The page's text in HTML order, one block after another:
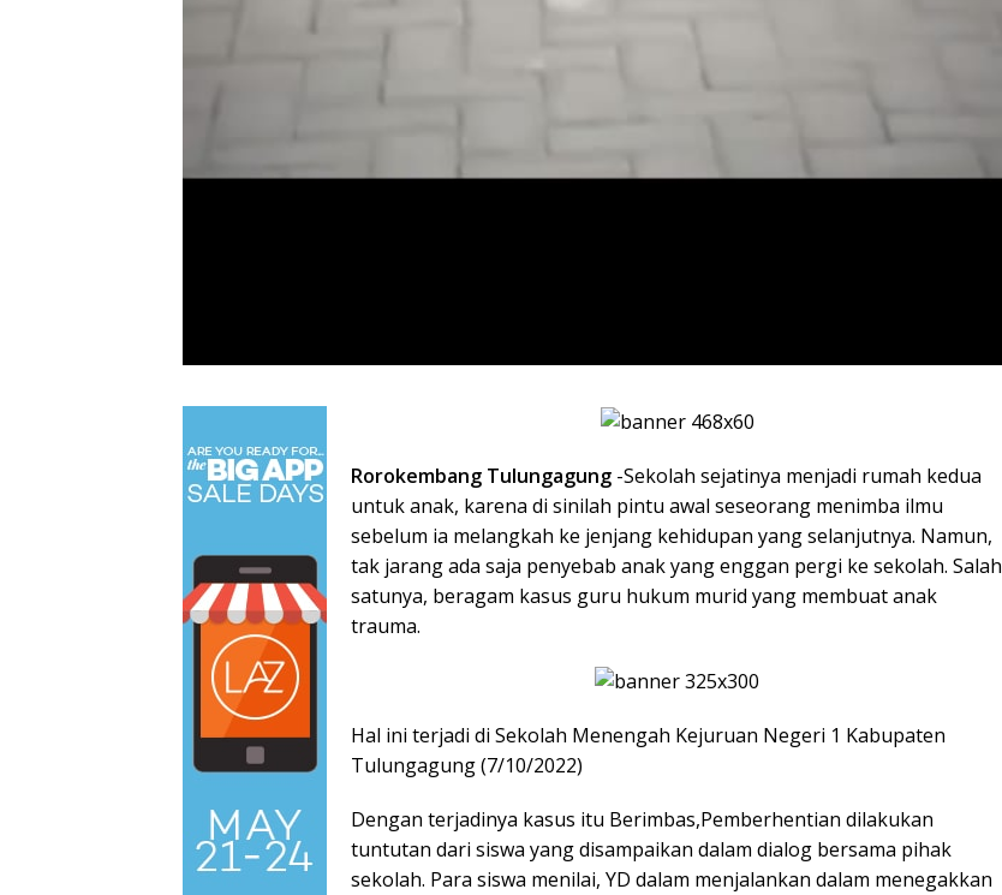
Rorokembang Tulungagung -Sekolah sejatinya menjadi rumah kedua
untuk anak, karena di sinilah pintu awal seseorang menimba ilmu
sebelum ia melangkah ke jenjang kehidupan yang selanjutnya. Namun,
tak jarang ada saja penyebab anak yang enggan pergi ke sekolah. Salah
satunya, beragam kasus guru hukum murid yang membuat anak
trauma.
Hal ini terjadi di Sekolah Menengah Kejuruan Negeri 1 Kabupaten
Tulungagung (7/10/2022)
Dengan terjadinya kasus itu Berimbas,Pemberhentian dilakukan
tuntutan dari siswa yang disampaikan dalam dialog bersama pihak
sekolah. Para siswa menilai, YD dalam menjalankan dalam menegakkan